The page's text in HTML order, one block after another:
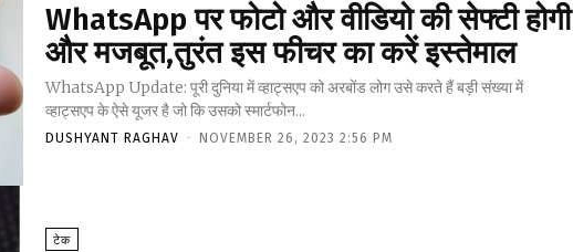
WhatsApp पर फोटो और वीडियो की सेफ्टी होगी
और मजबूत,तुरंत इस फीचर का करें इस्तेमाल
WhatsApp Update: पूरी दुनिया में व्हाट्सएप को अरबोंड लोग उसे करते हैं बड़ी संख्या में
व्हाट्सएप के ऐसे यूजर है जो कि उसको स्मार्टफोन...
DUSHYANT RAGHAV - NOVEMBER 26, 2023 2:56 PM
टेक